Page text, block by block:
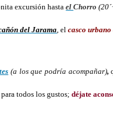
excursión hastaelChorro
del Jarama, elcasco urbano
(a los que podría acompañar),
todos los gustos; déjate